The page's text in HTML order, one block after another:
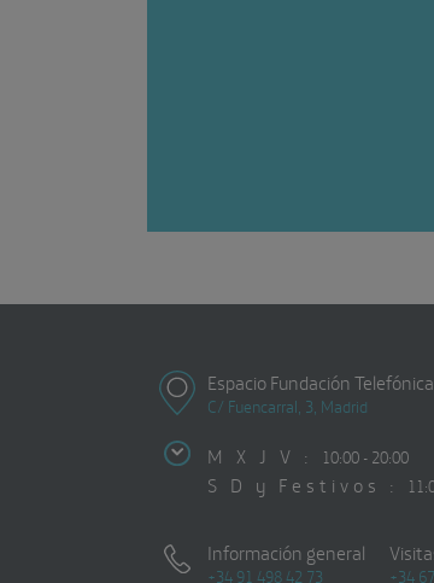
Espacio Fundación Telefónica
C/ Fuencarral, 3, Madrid
M X J V : 10:00 - 20:00
S D y Festivos :
Información general
+34 91 498 42 73 +34